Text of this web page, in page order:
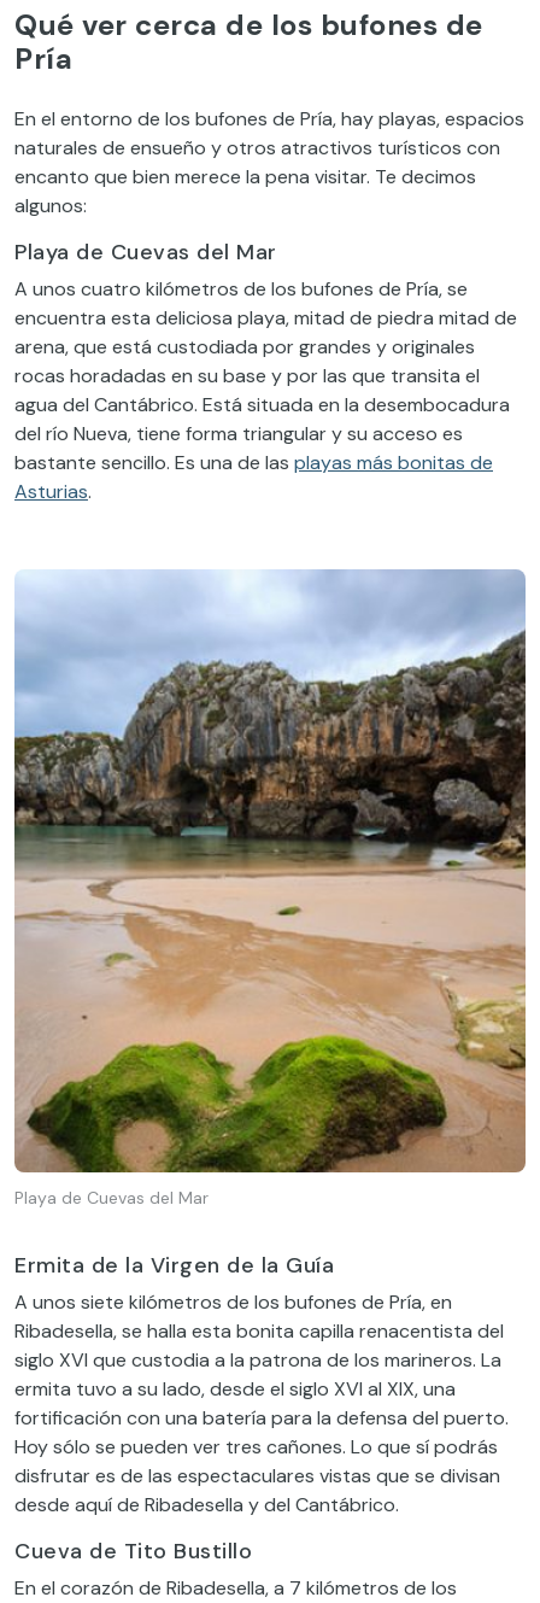
Qué ver cerca de los bufones de
Pría
En el entorno de los bufones de Pría, hay playas, espacios
naturales de ensueño y otros atractivos turísticos con
encanto que bien merece la pena visitar. Te decimos
algunos:
Playa de Cuevas del Mar
A unos cuatro kilómetros de los bufones de Pría, se
encuentra esta deliciosa playa, mitad de piedra mitad de
arena, que está custodiada por grandes y originales
rocas horadadas en su base y por las que transita el
agua del Cantábrico. Está situada en la desembocadura
del río Nueva, tiene forma triangular y su acceso es
bastante sencillo. Es una de las playas más bonitas de
Asturias.
Playa de Cuevas del Mar
Ermita de la Virgen de la Guía
A unos siete kilómetros de los bufones de Pría, en
Ribadesella, se halla esta bonita capilla renacentista del
siglo XVI que custodia a la patrona de los marineros. La
ermita tuvo a su lado, desde el siglo XVI al XIX, una
fortificación con una batería para la defensa del puerto.
Hoy sólo se pueden ver tres cañones. Lo que sí podrás
disfrutar es de las espectaculares vistas que se divisan
desde aquí de Ribadesella y del Cantábrico.
Cueva de Tito Bustillo
En el corazón de Ribadesella, a 7 kilómetros de los